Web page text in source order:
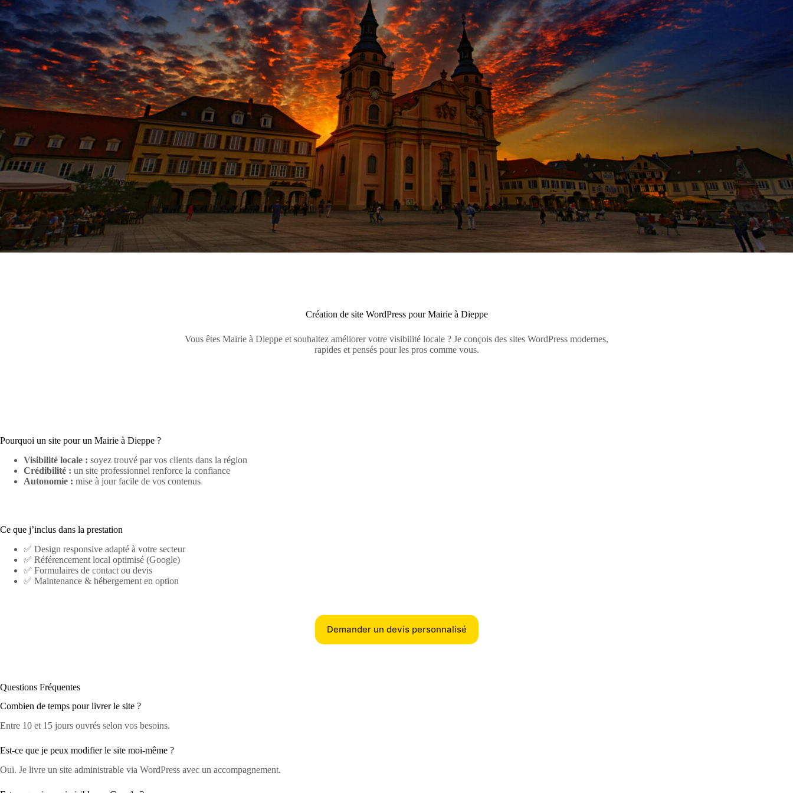
Création de site WordPress pour Mairie à Dieppe
Vous êtes Mairie à Dieppe et souhaitez améliorer votre visibilité locale ? Je conçois des sites WordPress modernes,
rapides et pensés pour les pros comme vous.
Pourquoi un site pour un Mairie à Dieppe ?
Visibilité locale : soyez trouvé par vos clients dans la région
Crédibilité : un site professionnel renforce la confiance
Autonomie : mise à jour facile de vos contenus
Ce que j’inclus dans la prestation
✅ Design responsive adapté à votre secteur
✅ Référencement local optimisé (Google)
✅ Formulaires de contact ou devis
✅ Maintenance & hébergement en option
Demander un devis personnalisé
Questions Fréquentes
Combien de temps pour livrer le site ?
Entre 10 et 15 jours ouvrés selon vos besoins.
Est-ce que je peux modifier le site moi-même ?
Oui. Je livre un site administrable via WordPress avec un accompagnement.